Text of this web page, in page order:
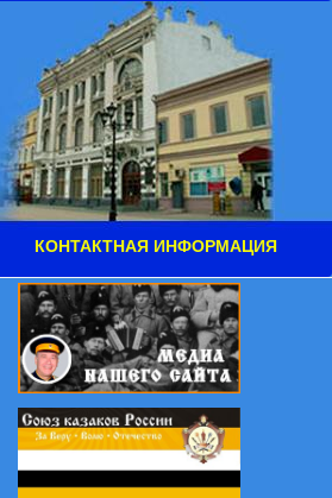
КОНТАКТНАЯ ИНФОРМАЦИЯ